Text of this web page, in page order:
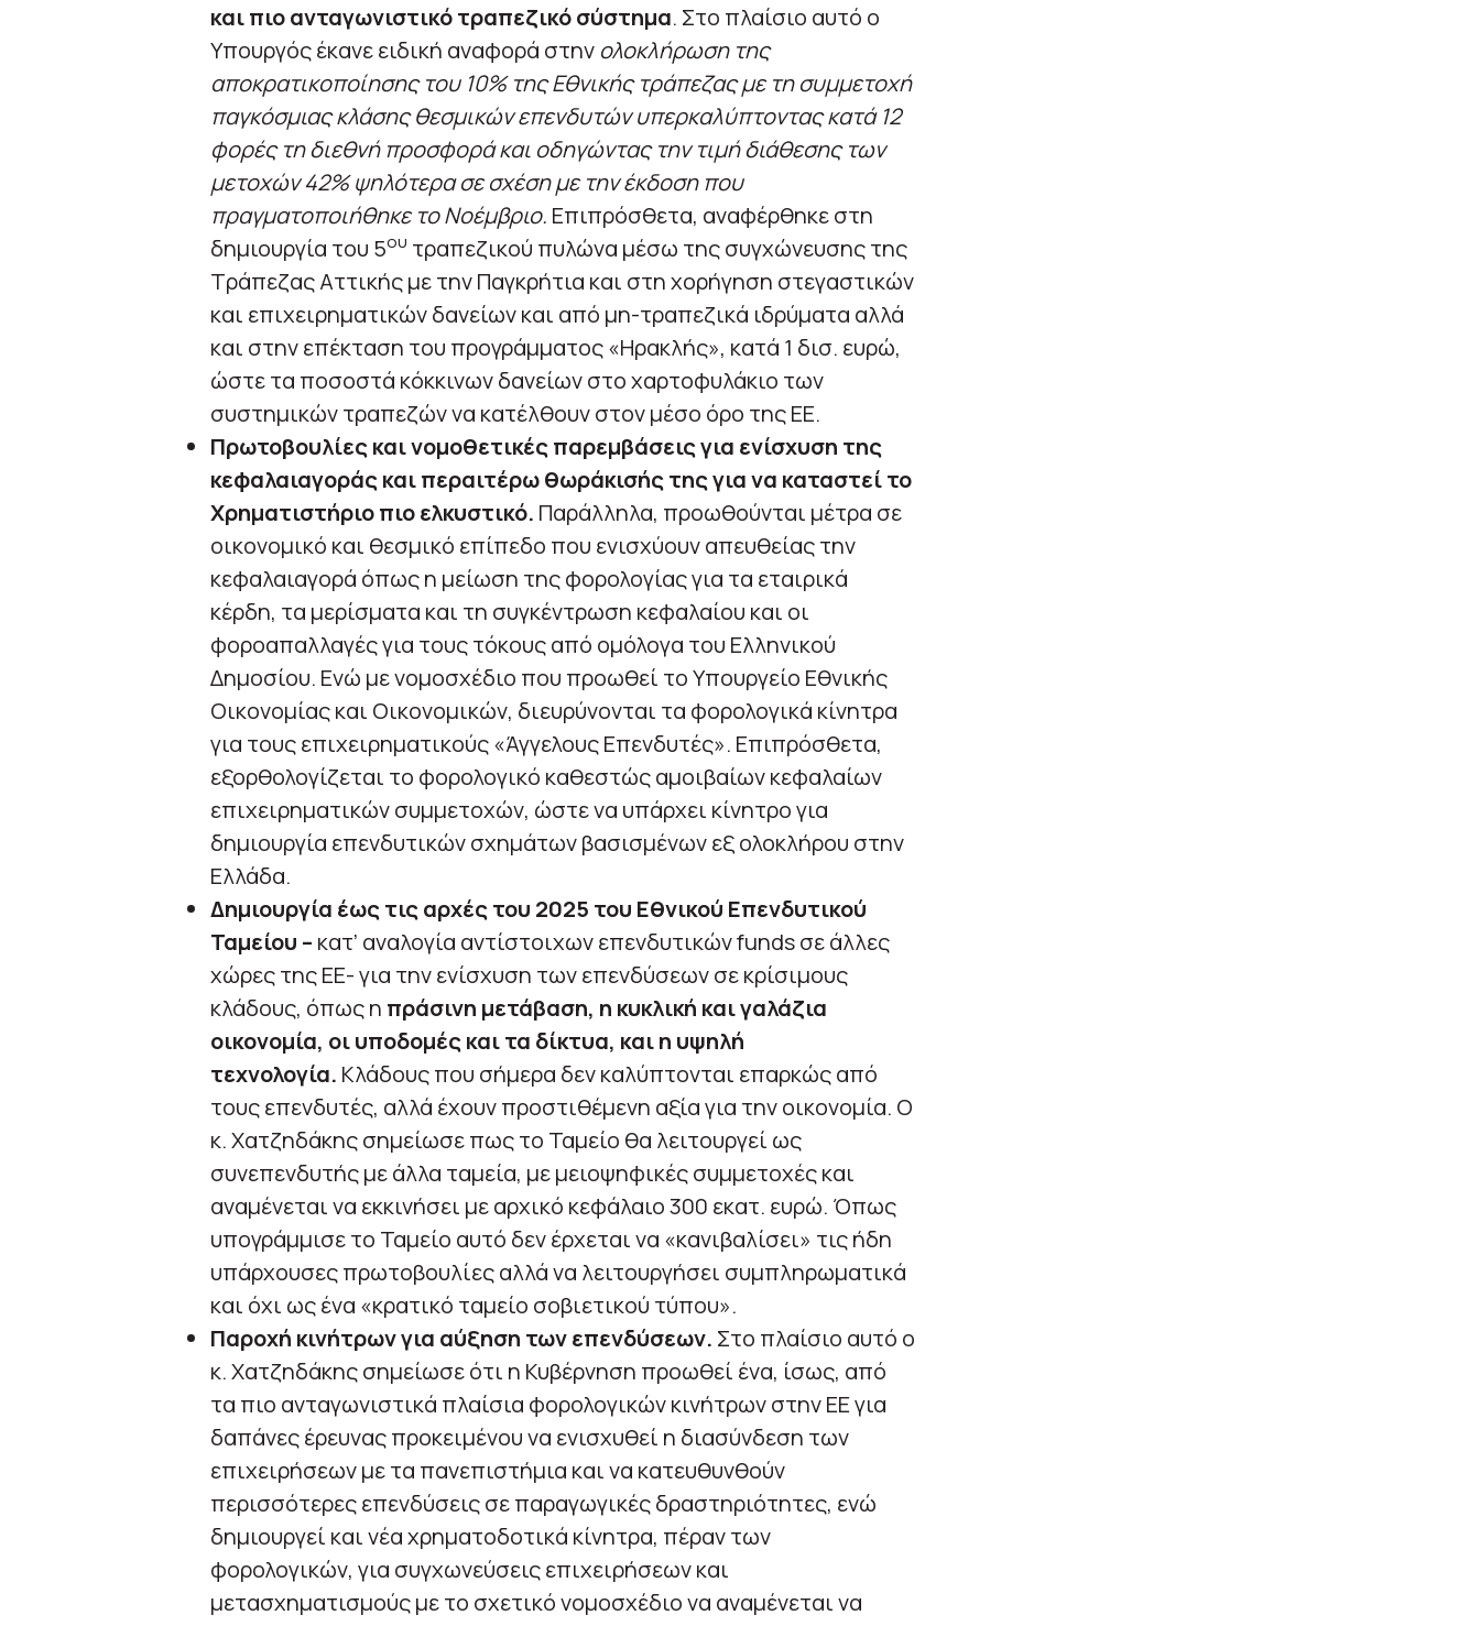
και πιο ανταγωνιστικό τραπεζικό σύστημα. Στο πλαίσιο αυτό ο
Υπουργός έκανε ειδική αναφορά στηνολοκλήρωση της
αποκρατικοποίησης του 10% της Εθνικής τράπεζας με τη συμμετοχή
παγκόσμιας κλάσης θεσμικών επενδυτών υπερκαλύπτοντας κατά 12
φορές τη διεθνή προσφορά και οδηγώντας την τιμή διάθεσης των
μετοχών 42% ψηλότερα σε σχέση με την έκδοση που
πραγματοποιήθηκε το Νοέμβριο. Επιπρόσθετα, αναφέρθηκε στη
δημιουργία του 5ου τραπεζικού πυλώνα μέσω της συγχώνευσης της
Τράπεζας Αττικής με την Παγκρήτια και στη χορήγηση στεγαστικών
και επιχειρηματικών δανείων και από μη-τραπεζικά ιδρύματα αλλά
και στην επέκταση του προγράμματος «Ηρακλής», κατά 1 δισ. ευρώ,
ώστε τα ποσοστά κόκκινων δανείων στο χαρτοφυλάκιο των
συστημικών τραπεζών να κατέλθουν στον μέσο όρο της ΕΕ.
Πρωτοβουλίες και νομοθετικές παρεμβάσεις για ενίσχυση της
κεφαλαιαγοράς και περαιτέρω θωράκισής της για να καταστεί το
Χρηματιστήριο πιο ελκυστικό. Παράλληλα, προωθούνται μέτρα σε
οικονομικό και θεσμικό επίπεδο που ενισχύουν απευθείας την
κεφαλαιαγορά όπως η μείωση της φορολογίας για τα εταιρικά
κέρδη, τα μερίσματα και τη συγκέντρωση κεφαλαίου και οι
φοροαπαλλαγές για τους τόκους από ομόλογα του Ελληνικού
Δημοσίου. Ενώ με νομοσχέδιο που προωθεί το Υπουργείο Εθνικής
Οικονομίας και Οικονομικών, διευρύνονται τα φορολογικά κίνητρα
για τους επιχειρηματικούς «Άγγελους Επενδυτές». Επιπρόσθετα,
εξορθολογίζεται το φορολογικό καθεστώς αμοιβαίων κεφαλαίων
επιχειρηματικών συμμετοχών, ώστε να υπάρχει κίνητρο για
δημιουργία επενδυτικών σχημάτων βασισμένων εξ ολοκλήρου στην
Ελλάδα.
Δημιουργία έως τις αρχές του 2025 του Εθνικού Επενδυτικού
Ταμείου – κατ’ αναλογία αντίστοιχων επενδυτικών funds σε άλλες
χώρες της ΕΕ- για την ενίσχυση των επενδύσεων σε κρίσιμους
κλάδους, όπως η πράσινη μετάβαση, η κυκλική και γαλάζια
οικονομία, οι υποδομές και τα δίκτυα, και η υψηλή
τεχνολογία. Κλάδους που σήμερα δεν καλύπτονται επαρκώς από
τους επενδυτές, αλλά έχουν προστιθέμενη αξία για την οικονομία. Ο
κ. Χατζηδάκης σημείωσε πως το Ταμείο θα λειτουργεί ως
συνεπενδυτής με άλλα ταμεία, με μειοψηφικές συμμετοχές και
αναμένεται να εκκινήσει με αρχικό κεφάλαιο 300 εκατ. ευρώ. Όπως
υπογράμμισε το Ταμείο αυτό δεν έρχεται να «κανιβαλίσει» τις ήδη
υπάρχουσες πρωτοβουλίες αλλά να λειτουργήσει συμπληρωματικά
και όχι ως ένα «κρατικό ταμείο σοβιετικού τύπου».
Παροχή κινήτρων για αύξηση των επενδύσεων. Στο πλαίσιο αυτό ο
κ. Χατζηδάκης σημείωσε ότι η Κυβέρνηση προωθεί ένα, ίσως, από
τα πιο ανταγωνιστικά πλαίσια φορολογικών κινήτρων στην ΕΕ για
δαπάνες έρευνας προκειμένου να ενισχυθεί η διασύνδεση των
επιχειρήσεων με τα πανεπιστήμια και να κατευθυνθούν
περισσότερες επενδύσεις σε παραγωγικές δραστηριότητες, ενώ
δημιουργεί και νέα χρηματοδοτικά κίνητρα, πέραν των
φορολογικών, για συγχωνεύσεις επιχειρήσεων και
μετασχηματισμούς με το σχετικό νομοσχέδιο να αναμένεται να